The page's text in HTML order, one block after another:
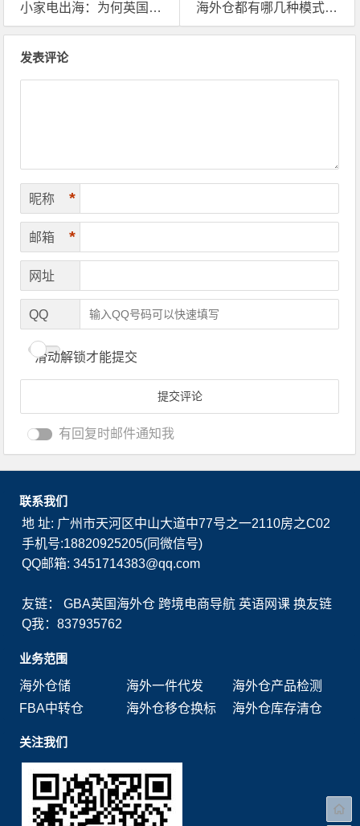
小家电出海：为何英国海外仓能帮你大忙！
海外仓都有哪几种模式？跨境卖家又该怎么选？
发表评论
昵称 *
邮箱 *
网址
QQ
滑动解锁才能提交
有回复时邮件通知我
联系我们
地 址: 广州市天河区中山大道中77号之一2110房之C02
手机号:18820925205(同微信号)
QQ邮箱: 3451714383@qq.com
友链：GBA英国海外仓 跨境电商导航 英语网课 换友链
Q我：837935762
业务范围
海外仓储
海外一件代发
海外仓产品检测
FBA中转仓
海外仓移仓换标 海外仓库存清仓
关注我们